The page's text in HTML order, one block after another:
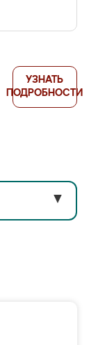
УЗНАТЬ
ПОДРОБНОСТИ
▼